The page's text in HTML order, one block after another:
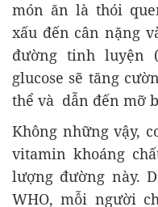
món ăn là thói
xấu đến cân nặng
đường tinh luyện
glucose sẽ tăng
thể và dẫn đến mỡ
Không những vậy,
vitamin khoáng
lượng đường này.
WHO, mỗi người